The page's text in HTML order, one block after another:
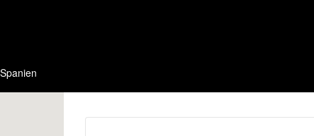
Spanien